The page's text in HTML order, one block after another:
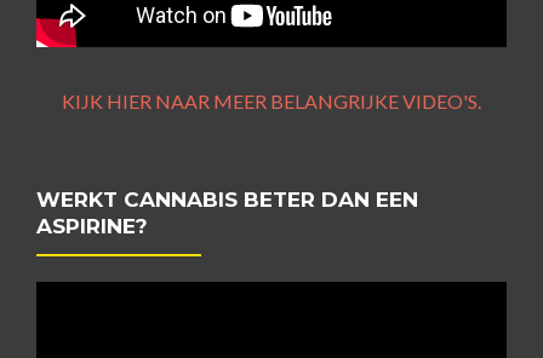
KIJK HIER NAAR MEER BELANGRIJKE VIDEO'S.
WERKT CANNABIS BETER DAN EEN
ASPIRINE?